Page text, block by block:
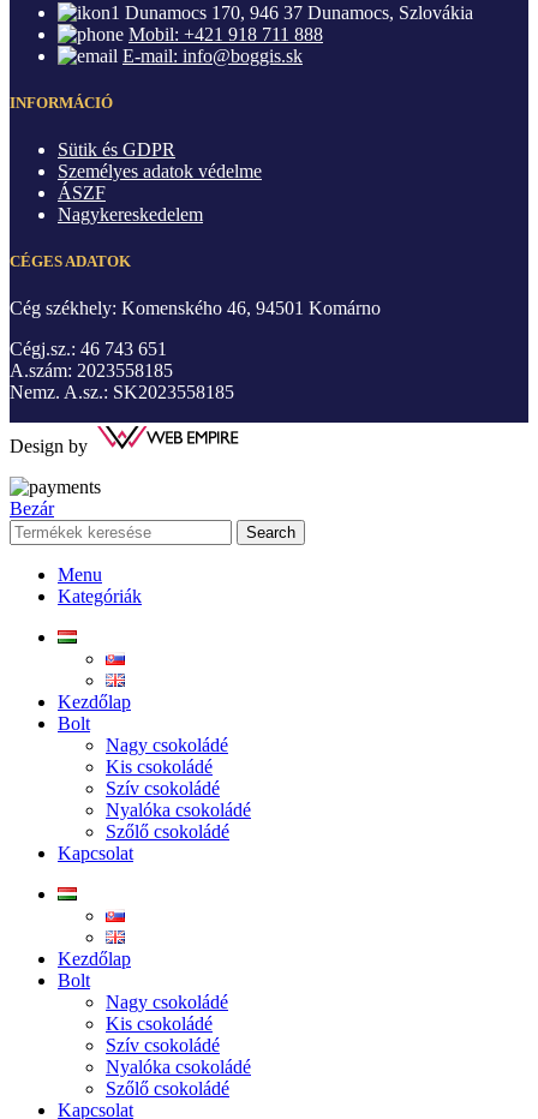
Dunamocs 170, 946 37 Dunamocs, Szlovákia
Mobil: +421 918 711 888
E-mail: info@boggis.sk
INFORMÁCIÓ
Sütik és GDPR
Személyes adatok védelme
ÁSZF
Nagykereskedelem
CÉGES ADATOK
Cég székhely: Komenského 46, 94501 Komárno
Cégj.sz.: 46 743 651
A.szám: 2023558185
Nemz. A.sz.: SK2023558185
Design by
Bezár
Search
Menu
Kategóriák
Kezdőlap
Bolt
Nagy csokoládé
Kis csokoládé
Szív csokoládé
Nyalóka csokoládé
Szőlő csokoládé
Kapcsolat
Kezdőlap
Bolt
Nagy csokoládé
Kis csokoládé
Szív csokoládé
Nyalóka csokoládé
Szőlő csokoládé
Kapcsolat